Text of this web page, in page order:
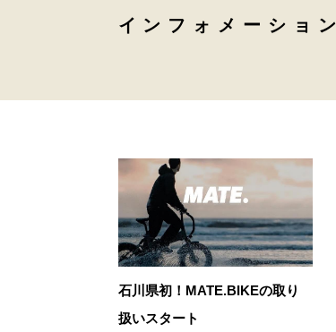
インフォメーション
石川県初！MATE.BIKEの取り
扱いスタート